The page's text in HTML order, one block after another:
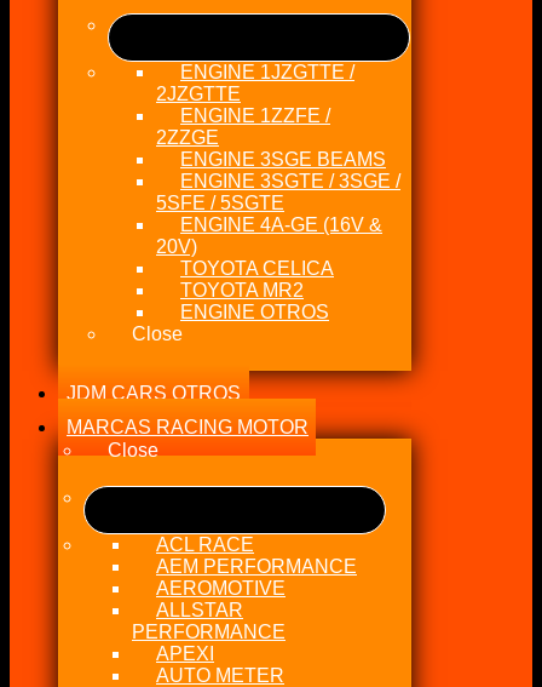
ENGINE 1JZGTTE /
2JZGTTE
ENGINE 1ZZFE /
2ZZGE
ENGINE 3SGE BEAMS
ENGINE 3SGTE / 3SGE /
5SFE / 5SGTE
ENGINE 4A-GE (16V &
20V)
TOYOTA CELICA
TOYOTA MR2
ENGINE OTROS
Close
JDM CARS OTROS
MARCAS RACING MOTOR
Close
ACL RACE
AEM PERFORMANCE
AEROMOTIVE
ALLSTAR
PERFORMANCE
APEXI
AUTO METER